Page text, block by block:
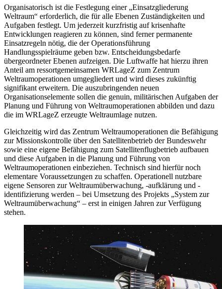
Organisatorisch ist die Festlegung einer „Einsatzgliederung
Weltraum“ erforderlich, die für alle Ebenen Zuständigkeiten und
Aufgaben festlegt. Um jederzeit kurzfristig auf krisenhafte
Entwicklungen reagieren zu können, sind ferner permanente
Einsatzregeln nötig, die der Operationsführung
Handlungsspielräume geben bzw. Entscheidungsbedarfe
übergeordneter Ebenen aufzeigen. Die Luftwaffe hat hierzu ihren
Anteil am ressortgemeinsamen WRLageZ zum Zentrum
Weltraumoperationen umgegliedert und wird dieses zukünftig
signifikant erweitern. Die auszubringenden neuen
Organisationselemente sollen die genuin, militärischen Aufgaben der
Planung und Führung von Weltraumoperationen abbilden und dazu
die im WRLageZ erzeugte Weltraumlage nutzen.
Gleichzeitig wird das Zentrum Weltraumoperationen die Befähigung
zur Missionskontrolle über den Satellitenbetrieb der Bundeswehr
sowie eine eigene Befähigung zum Satellitenflugbetrieb aufbauen
und diese Aufgaben in die Planung und Führung von
Weltraumoperationen einbeziehen. Technisch sind hierfür noch
elementare Voraussetzungen zu schaffen. Operationell nutzbare
eigene Sensoren zur Weltraumüberwachung, -aufklärung und -
identifizierung werden – bei Umsetzung des Projekts „System zur
Weltraumüberwachung“ – erst in einigen Jahren zur Verfügung
stehen.